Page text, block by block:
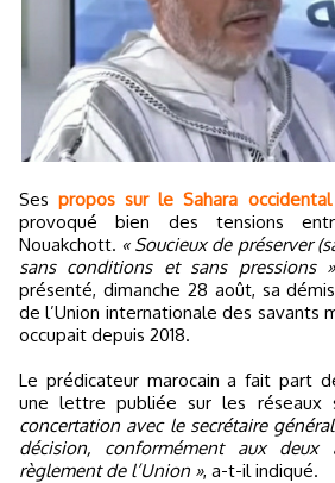
Sespropos sur le Sahara
provoqué bien des tensions
Nouakchott. « Soucieux de préserver
sans conditions et sans pressions »
présenté, dimanche 28 août, sa
de l’Union internationale des savants
occupait depuis 2018.
Le prédicateur marocain a fait part
une lettre publiée sur les réseaux
concertation avec le secrétaire
décision, conformément aux
règlement de l’Union », a-t-il indiqué.